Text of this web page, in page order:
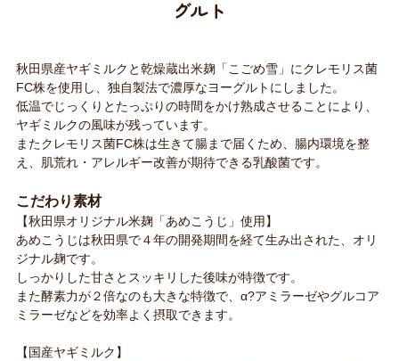
グルト
秋田県産ヤギミルクと乾燥蔵出米麹「こごめ雪」にクレモリス菌
FC株を使用し、独自製法で濃厚なヨーグルトにしました。
低温でじっくりとたっぷりの時間をかけ熟成させることにより、
ヤギミルクの風味が残っています。
またクレモリス菌FC株は生きて腸まで届くため、腸内環境を整
え、肌荒れ・アレルギー改善が期待できる乳酸菌です。
こだわり素材
【秋田県オリジナル米麹「あめこうじ」使用】
あめこうじは秋田県で４年の開発期間を経て生み出された、オリ
ジナル麹です。
しっかりした甘さとスッキリした後味が特徴です。
また酵素力が２倍なのも大きな特徴で、α?アミラーゼやグルコア
ミラーゼなどを効率よく摂取できます。
【国産ヤギミルク】